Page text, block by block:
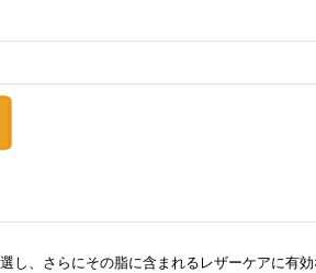
し、さらにその脂に含まれるレザーケアに有